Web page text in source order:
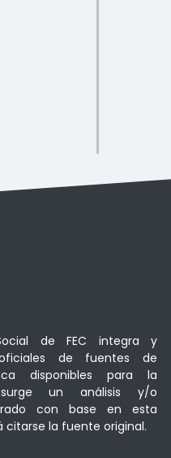
de FEC integra y
de fuentes de
disponibles para la
un análisis y/o
con base en esta
la fuente original.